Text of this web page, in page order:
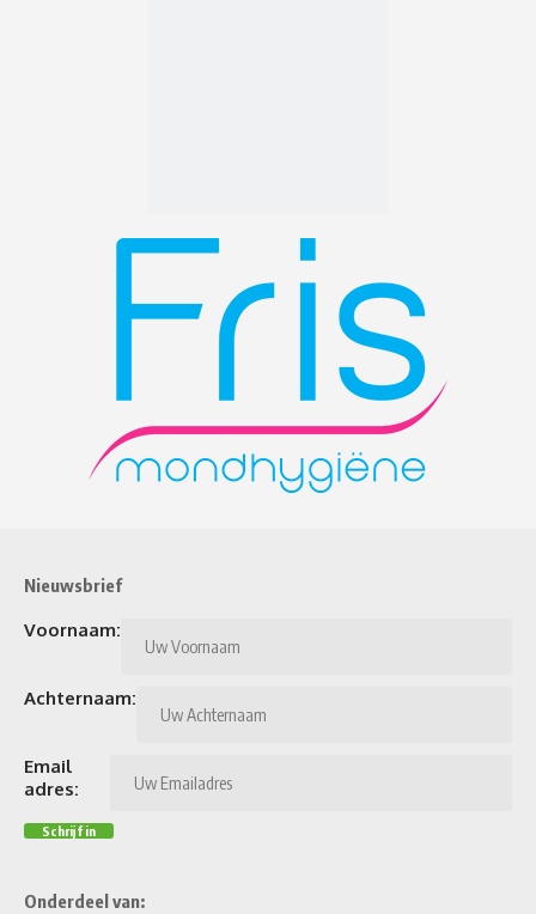
Nieuwsbrief
Voornaam:
Achternaam:
Email
adres:
Onderdeel van: